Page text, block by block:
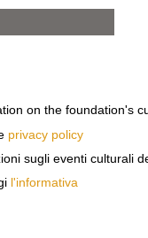
on the foundation's
privacy policy
sugli eventi culturali
l'informativa